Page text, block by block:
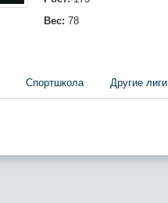
Вес: 78
Спортшкола Другие лиги